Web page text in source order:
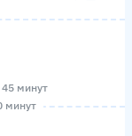
минут
минут